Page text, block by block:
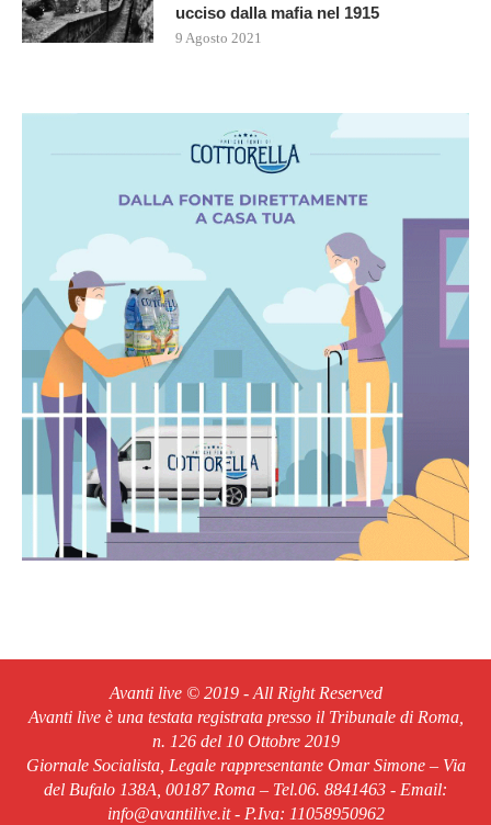
ucciso dalla mafia nel 1915
9 Agosto 2021
Avanti live © 2019 - All Right Reserved
Avanti live è una testata registrata presso il Tribunale di Roma,
n. 126 del 10 Ottobre 2019
Giornale Socialista, Legale rappresentante Omar Simone – Via
del Bufalo 138A, 00187 Roma – Tel.06. 8841463 - Email:
info@avantilive.it - P.Iva: 11058950962